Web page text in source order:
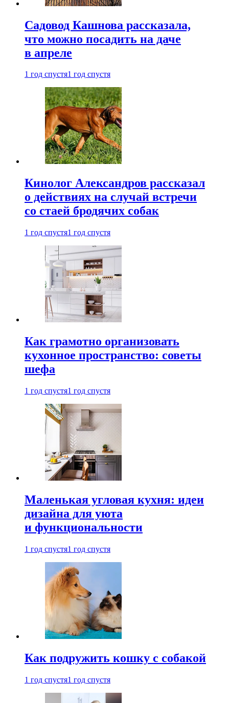
Садовод Кашнова рассказала,
что можно посадить на даче
в апреле
1 год спустя1 год спустя
Кинолог Александров рассказал
о действиях на случай встречи
со стаей бродячих собак
1 год спустя1 год спустя
Как грамотно организовать
кухонное пространство: советы
шефа
1 год спустя1 год спустя
Маленькая угловая кухня: идеи
дизайна для уюта
и функциональности
1 год спустя1 год спустя
Как подружить кошку с собакой
1 год спустя1 год спустя